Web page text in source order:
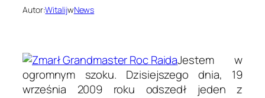
Autor:WitalijwNews
Jestem w
ogromnym szoku. Dzisiejszego dnia, 19
września 2009 roku odszedł jeden z